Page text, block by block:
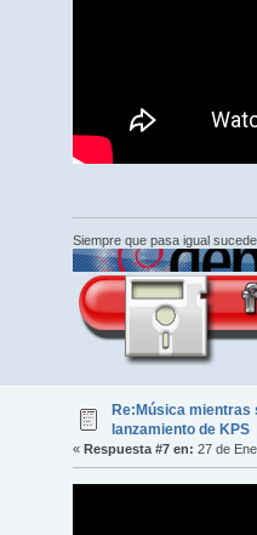
Siempre que pasa igual
Re:Música mientras
lanzamiento de KPS
« Respuesta #7 en: 27 de